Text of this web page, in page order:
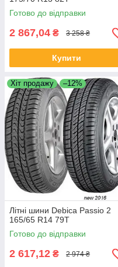
Готово до відправки
2 867,04 ₴ 3 258 ₴
Купити
Хіт продажу –12%
Літні шини Debica Passio 2
165/65 R14 79T
Готово до відправки
2 617,12 ₴ 2 974 ₴